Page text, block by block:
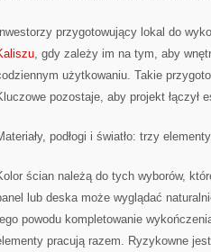
Inwestorzy przygotowujący lokal do
, gdy zależy im na tym, aby
użytkowaniu. Takie
pozostaje, aby projekt łączył
podłogi i światło: trzy
ścian należą do tych wyborów,
lub deska może wyglądać
powodu kompletowanie
pracują razem. Ryzykowne